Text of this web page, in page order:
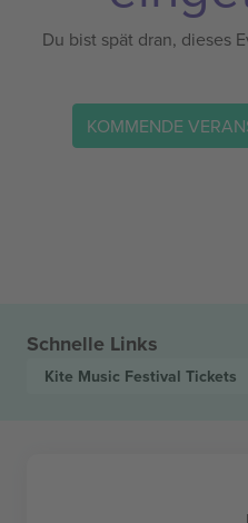
Du bist spät dran, dieses
KOMMENDE
Schnelle Links
Kite Music Festival Tickets